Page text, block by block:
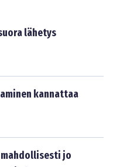
lähetys
kannattaa
jo